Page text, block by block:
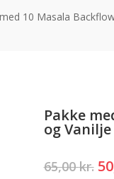
10 Masala
Pakke
og Vanilje
65,00kr.